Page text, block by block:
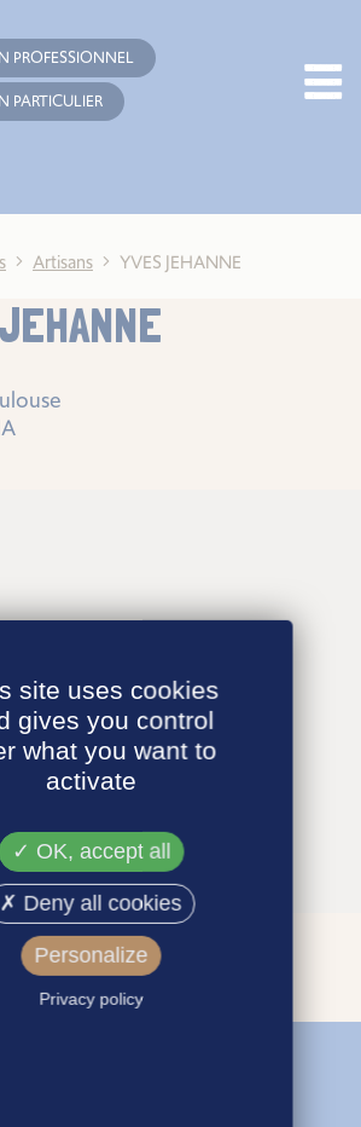
PROFESSIONNEL
PARTICULIER
Artisans YVES JEHANNE
site uses cookies
gives you control
what you want to
activate
OK, accept all
Deny all cookies
Personalize
Privacy policy